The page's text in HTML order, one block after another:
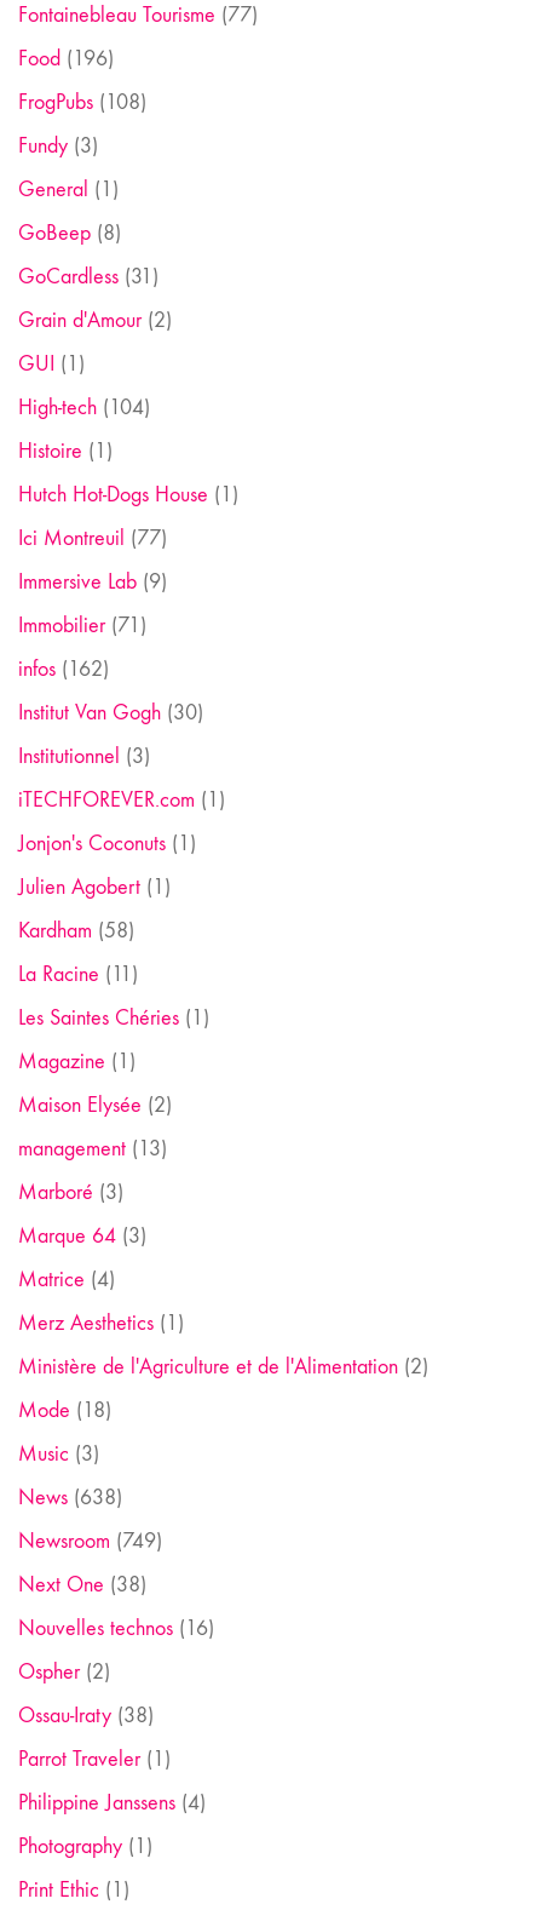
Fontainebleau Tourisme (77)
Food (196)
FrogPubs (108)
Fundy (3)
General (1)
GoBeep (8)
GoCardless (31)
Grain d'Amour(2)
GUI (1)
High-tech (104)
Histoire (1)
Hutch Hot-Dogs House (1)
Ici Montreuil (77)
Immersive Lab (9)
Immobilier(71)
infos (162)
Institut Van Gogh (30)
Institutionnel (3)
iTECHFOREVER.com (1)
Jonjon's Coconuts (1)
Julien Agobert (1)
Kardham (58)
La Racine (11)
Les Saintes Chéries (1)
Magazine (1)
Maison Elysée (2)
management (13)
Marboré (3)
Marque 64 (3)
Matrice (4)
Merz Aesthetics (1)
Ministère de l'Agriculture et de l'Alimentation (2)
Mode (18)
Music (3)
News (638)
Newsroom (749)
Next One (38)
Nouvelles technos (16)
Ospher(2)
Ossau-Iraty (38)
Parrot Traveler(1)
Philippine Janssens (4)
Photography (1)
Print Ethic (1)